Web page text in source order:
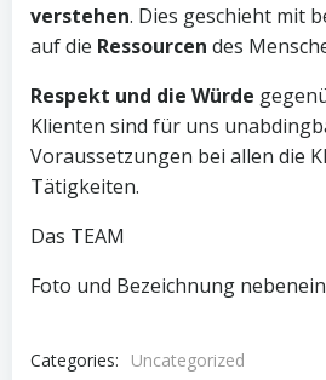
verstehen. Dies geschieht mit
auf die Ressourcen des
Respekt und die Würde
Klienten sind für uns
Voraussetzungen bei allen die
Tätigkeiten.
Das TEAM
Foto und Bezeichnung
Categories:
Uncategorized